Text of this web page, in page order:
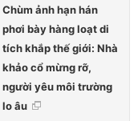
Chùm ảnh hạn hán
phơi bày hàng loạt di
tích khắp thế giới: Nhà
khảo cổ mừng rỡ,
người yêu môi trường
lo âu